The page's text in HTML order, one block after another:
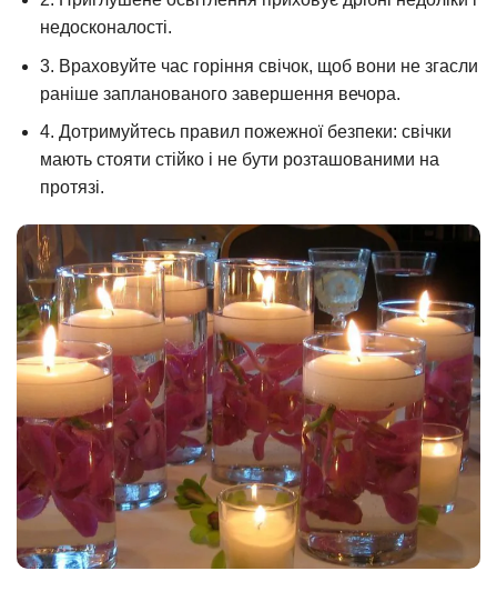
недосконалості.
3. Враховуйте час горіння свічок, щоб вони не згасли
раніше запланованого завершення вечора.
4. Дотримуйтесь правил пожежної безпеки: свічки
мають стояти стійко і не бути розташованими на
протязі.